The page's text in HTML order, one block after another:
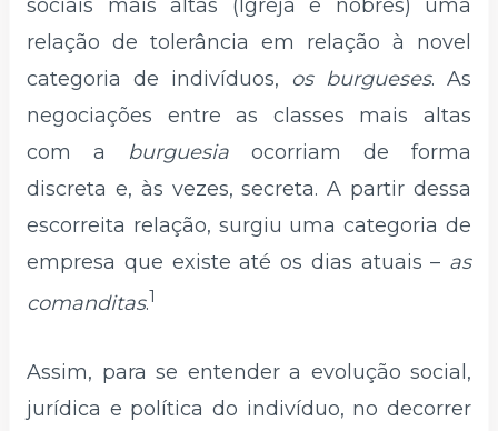
sociais mais altas (Igreja e nobres) uma
relação de tolerância em relação à novel
categoria de indivíduos, os burgueses. As
negociações entre as classes mais altas
com a burguesia ocorriam de forma
discreta e, às vezes, secreta. A partir dessa
escorreita relação, surgiu uma categoria de
empresa que existe até os dias atuais – as
comanditas.1
Assim, para se entender a evolução social,
jurídica e política do indivíduo, no decorrer